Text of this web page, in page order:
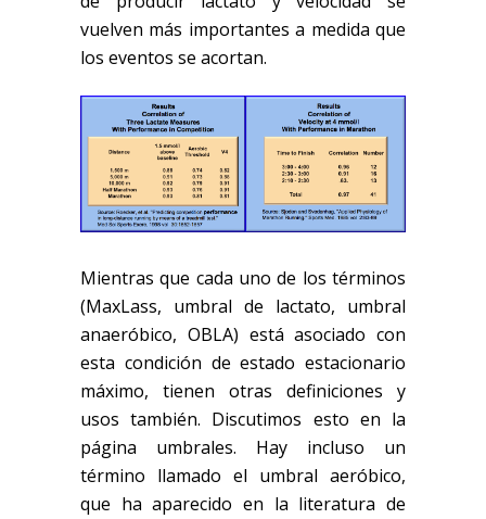
vuelven más importantes a medida que
los eventos se acortan.
Mientras que cada uno de los términos
(MaxLass, umbral de lactato, umbral
anaeróbico, OBLA) está asociado con
esta condición de estado estacionario
máximo, tienen otras definiciones y
usos también. Discutimos esto en la
página umbrales. Hay incluso un
término llamado el umbral aeróbico,
que ha aparecido en la literatura de